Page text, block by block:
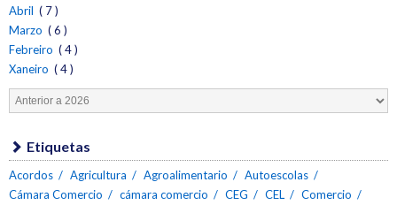
Abril ( 7 )
Marzo ( 6 )
Febreiro ( 4 )
Xaneiro ( 4 )
Etiquetas
Acordos Agricultura Agroalimentario
Autoescolas
Cámara Comercio
cámara comercio CEG CEL
Comercio